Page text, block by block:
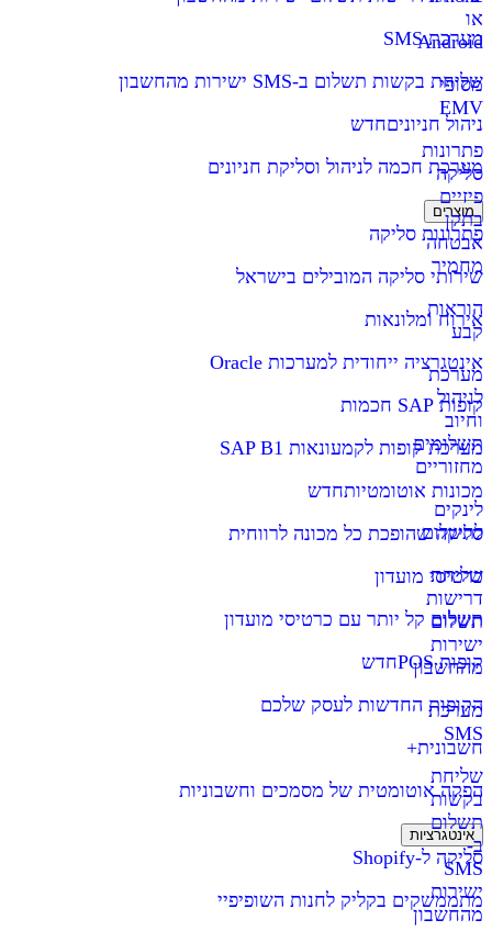
או
Android
מסופי
EMV
פתרונות
סליקה
פיזיים
בתקן
אבטחה
מחמיר
הוראות
קבע
מערכת
לניהול
וחיוב
תשלומים
מחזוריים
לינקים
לתשלום
שליחת
דרישות
תשלום
ישירות
מהחשבון
מערכת
SMS
שליחת
בקשות
תשלום
ב-
SMS
ישירות
מהחשבון
מערכת SMS
שליחת בקשות תשלום ב-SMS ישירות מהחשבון
ניהול חניוניםחדש
מערכת חכמה לניהול וסליקת חניונים
מוצרים
פתרונות סליקה
שירותי סליקה המובילים בישראל
אירוח ומלונאות
אינטגרציה ייחודית למערכות Oracle
קופות SAP חכמות
מערכת קופות לקמעונאות SAP B1
מכונות אוטומטיותחדש
סליקה שהופכת כל מכונה לרווחית
כרטיסי מועדון
תשלום קל יותר עם כרטיסי מועדון
קופות POS
חדש
הקופות החדשות לעסק שלכם
חשבונית+
הפקה אוטומטית של מסמכים וחשבוניות
אינטגרציות
סליקה ל-Shopify
מתממשקים בקליק לחנות השופיפיי